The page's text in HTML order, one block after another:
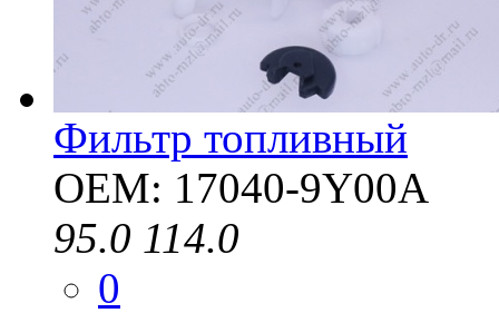
Фильтр топливный
OEM: 17040-9Y00A
95.0 114.0
0